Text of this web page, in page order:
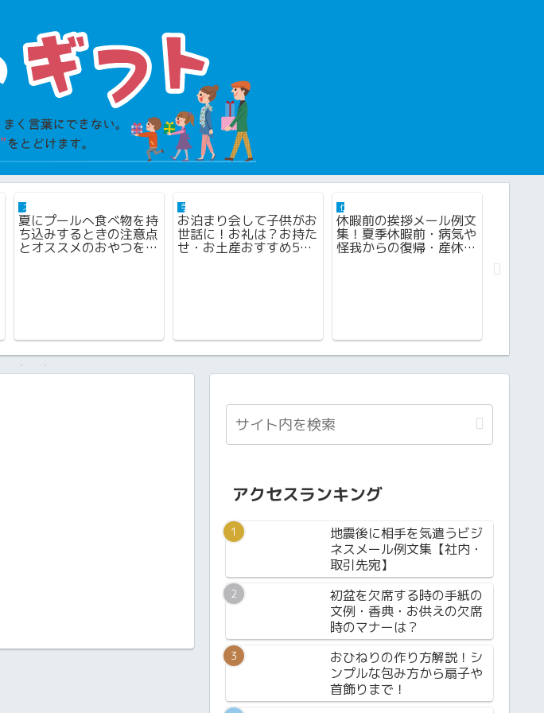
スポーツの言葉
夏にプールへ食べ物を持
ち込みするときの注意点
とオススメのおやつを紹
学校・幼稚園・保育園の言葉
お泊まり会して子供がお
世話に！お礼は？お持た
せ・お土産おすすめ5
仕事・職場の言葉
休暇前の挨拶メール例文
集！夏季休暇前・病気や
怪我からの復帰・産休や
に考え
アクセスランキング
地震後に相手を気遣うビジ
ネスメール例文集【社内・
取引先宛】
初盆を欠席する時の手紙の
文例・香典・お供えの欠席
時のマナーは？
おひねりの作り方解説！シ
ンプルな包み方から扇子や
首飾りまで！